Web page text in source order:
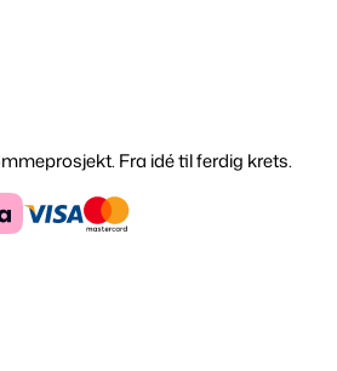
Fra idé til ferdig krets.